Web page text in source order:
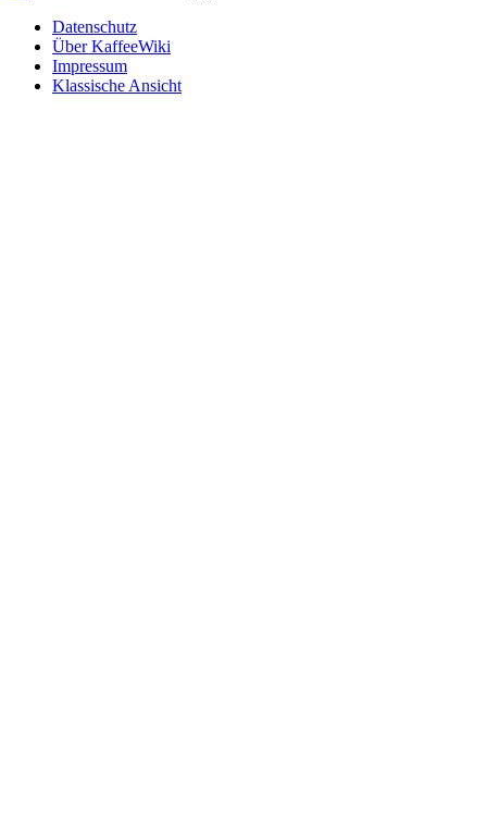
Datenschutz
Über KaffeeWiki
Impressum
Klassische Ansicht